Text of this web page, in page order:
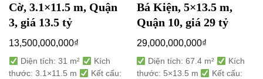
Cờ, 3.1×11.5 m, Quận
3, giá 13.5 tỷ
13,500,000,000₫
Diện tích: 31 m²
Kích
thước: 3.1×11.5 m
Kết cấu:
Bá Kiện, 5×13.5 m,
Quận 10, giá 29 tỷ
29,000,000,000₫
Diện tích: 67.4 m²
Kích
thước: 5×13.5 m
Kết cấu: